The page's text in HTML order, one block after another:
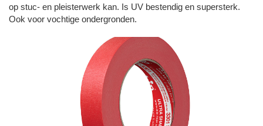
op stuc- en pleisterwerk kan. Is UV bestendig en supersterk.
Ook voor vochtige ondergronden.